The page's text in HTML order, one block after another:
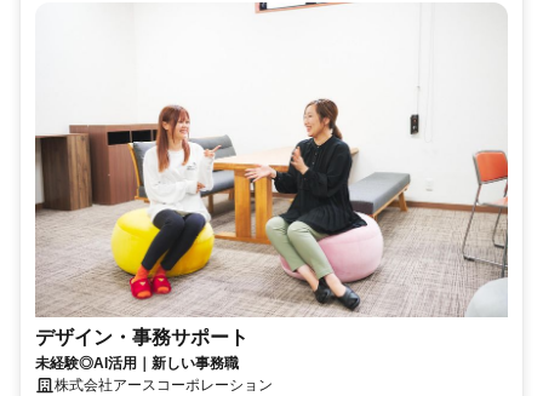
デザイン・事務サポート
未経験◎AI活用｜新しい事務職
株式会社アースコーポレーション